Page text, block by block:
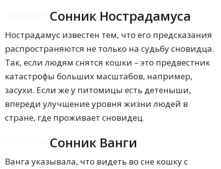
Сонник Нострадамуса
Нострадамус известен тем, что его предсказания
распространяются не только на судьбу сновидца.
Так, если людям снятся кошки – это предвестник
катастрофы больших масштабов, например,
засухи. Если же у питомицы есть детеныши,
впереди улучшение уровня жизни людей в
стране, где проживает сновидец.
Сонник Ванги
Ванга указывала, что видеть во сне кошку с